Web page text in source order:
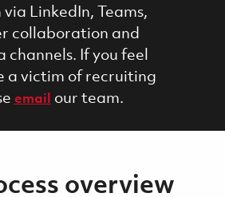
LinkedIn, Teams,
collaboration and
channels. If you feel
a victim of recruiting
email our team.
overview